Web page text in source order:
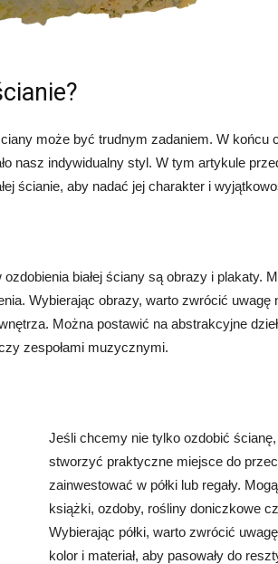
może być trudnym zadaniem. W końcu
nasz indywidualny styl. W tym artykule
ścianie, aby nadać jej charakter i
białej ściany są obrazy i plakaty.
Wybierając obrazy, warto zwrócić uwagę
Można postawić na abstrakcyjne
zespołami muzycznymi.
Jeśli chcemy nie tylko ozdobić
stworzyć praktyczne miejsce do
zainwestować w półki lub regały.
książki, ozdoby, rośliny doniczkowe
Wybierając półki, warto zwrócić
kolor i materiał, aby pasowały do